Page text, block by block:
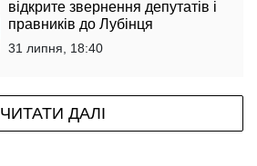
відкрите звернення депутатів і
правників до Лубінця
31 липня, 18:40
ЧИТАТИ ДАЛІ